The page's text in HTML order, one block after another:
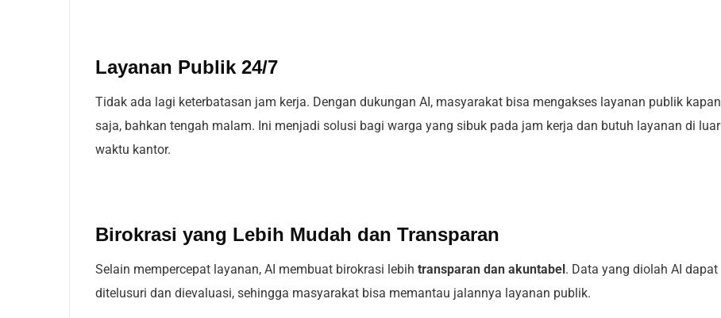
Layanan Publik 24/7
Tidak ada lagi keterbatasan jam kerja. Dengan dukungan AI, masyarakat bisa mengakses layanan publik kapan
saja, bahkan tengah malam. Ini menjadi solusi bagi warga yang sibuk pada jam kerja dan butuh layanan di luar
waktu kantor.
Birokrasi yang Lebih Mudah dan Transparan
Selain mempercepat layanan, AI membuat birokrasi lebih transparan dan akuntabel. Data yang diolah AI dapat
ditelusuri dan dievaluasi, sehingga masyarakat bisa memantau jalannya layanan publik.